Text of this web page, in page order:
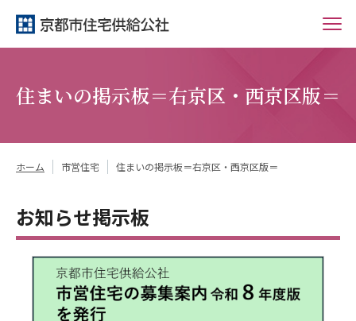
住まいの掲示板＝右京区・西京区版＝
ホーム 市営住宅 住まいの掲示板＝右京区・西京区版＝
お知らせ掲示板